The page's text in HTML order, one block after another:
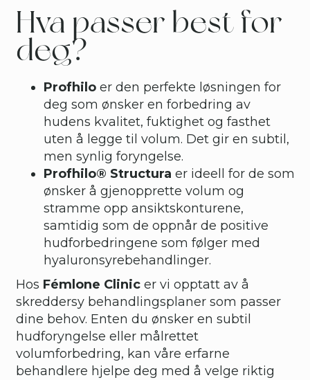
Hva passer best for
deg?
Profhiloer den perfekte løsningen for
deg som ønsker en forbedring av
hudens kvalitet, fuktighet og fasthet
uten å legge til volum. Det gir en subtil,
men synlig foryngelse.
Profhilo® Structura er ideell for de som
ønsker å gjenopprette volum og
stramme opp ansiktskonturene,
samtidig som de oppnår de positive
hudforbedringene som følger med
hyaluronsyrebehandlinger.
Hos Fémlone Clinicer vi opptatt av å
skreddersy behandlingsplaner som passer
dine behov. Enten du ønsker en subtil
hudforyngelse eller målrettet
volumforbedring, kan våre erfarne
behandlere hjelpe deg med å velge riktig